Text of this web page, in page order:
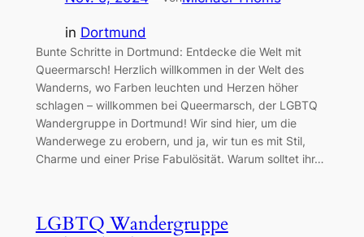
in Dortmund
Bunte Schritte in Dortmund: Entdecke die Welt mit
Queermarsch! Herzlich willkommen in der Welt des
Wanderns, wo Farben leuchten und Herzen höher
schlagen – willkommen bei Queermarsch, der LGBTQ
Wandergruppe in Dortmund! Wir sind hier, um die
Wanderwege zu erobern, und ja, wir tun es mit Stil,
Charme und einer Prise Fabulösität. Warum solltet ihr…
LGBTQ Wandergruppe